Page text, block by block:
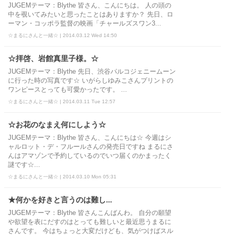
JUGEMテーマ：Blythe 皆さん、こんにちは。 人の頭の
中を覗いてみたいと思ったことはありますか？ 先日、ロ
ーマン・コッポラ監督の映画「チャールズスワン3...
☆まるにさんと一緒☆ | 2014.03.12 Wed 14:50
☆拝啓、岩館真里子様。☆
JUGEMテーマ：Blythe 先日、渋谷パルコジェニームーン
に行った時の写真です☆ いがらしゆみこさんプリントの
ワンピースとっても可愛かったです。 ...
☆まるにさんと一緒☆ | 2014.03.11 Tue 12:57
☆お花のなまえ何にしよう☆
JUGEMテーマ：Blythe 皆さん、こんにちは☆ 今週はシ
ャルロット・デ・フルールさんの発売日ですね まるにさ
んはアマゾンで予約しているのでいつ届くのかまったく
謎です☆...
☆まるにさんと一緒☆ | 2014.03.10 Mon 05:31
★何かを好きと言うのは難し...
JUGEMテーマ：Blythe 皆さんこんばんわ。 自分の願望
や欲望を表にだすのはとっても難しいと最近思うまるに
さんです。 今はちょっと大変だけども、気がつけばスル